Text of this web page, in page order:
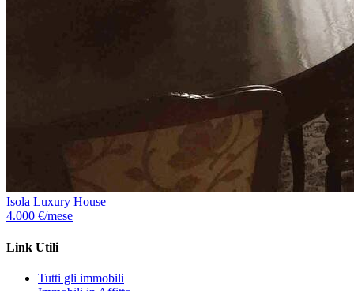
Isola Luxury House
4.000 €/mese
Link Utili
Tutti gli immobili